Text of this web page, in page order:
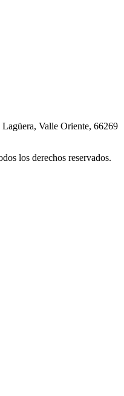
Valle Oriente, 66269
los derechos reservados.